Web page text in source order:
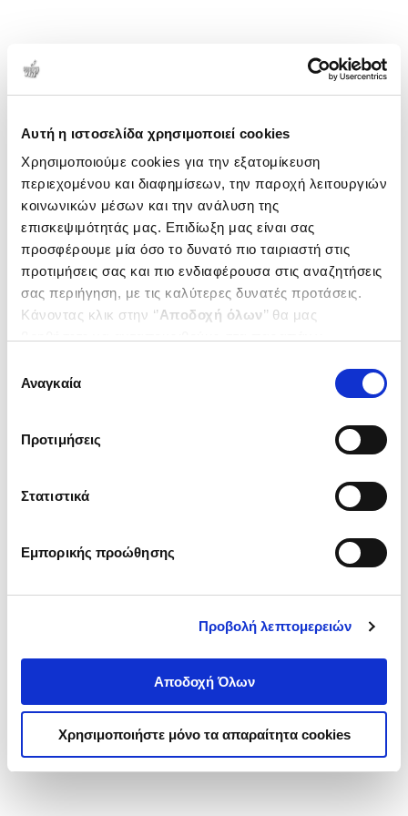
Αυτή η ιστοσελίδα χρησιμοποιεί cookies
Χρησιμοποιούμε cookies για την εξατομίκευση
περιεχομένου και διαφημίσεων, την παροχή λειτουργιών
κοινωνικών μέσων και την ανάλυση της
επισκεψιμότητάς μας. Επιδίωξη μας είναι σας
προσφέρουμε μία όσο το δυνατό πιο ταιριαστή στις
προτιμήσεις σας και πιο ενδιαφέρουσα στις αναζητήσεις
σας περιήγηση, με τις καλύτερες δυνατές προτάσεις.
Κάνοντας κλικ στην ‘’Αποδοχή όλων’’ θα μας
ενδιαφέρουν και να επιλέξετε από τα παρακάτω με την
΄΄και να ενημερωθείτε σχετικά με
συγκατάθεσης
Αναγκαία
Προτιμήσεις
Στατιστικά
Εμπορικής προώθησης
Προβολή λεπτομερειών
Αποδοχή Όλων
Χρησιμοποιήστε μόνο τα απαραίτητα cookies